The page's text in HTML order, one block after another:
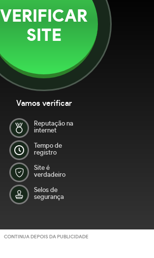
VERIFICAR
SITE
Vamos verificar
Reputação na
internet
Tempo de
registro
Site é
verdadeiro
Selos de
segurança
CONTINUA DEPOIS DA PUBLICIDADE